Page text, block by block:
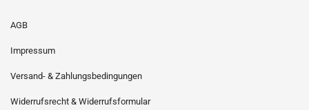
AGB
Impressum
Versand- & Zahlungsbedingungen
Widerrufsrecht & Widerrufsformular